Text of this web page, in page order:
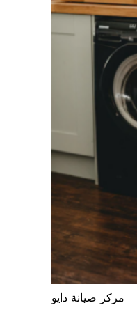
مركز صيانة دايو